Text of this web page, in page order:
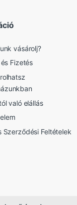
vásárolj?
Fizetés
való elállás
Szerződési Feltételek